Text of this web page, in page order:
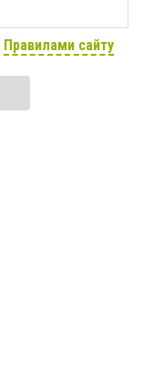
Правилами сайту